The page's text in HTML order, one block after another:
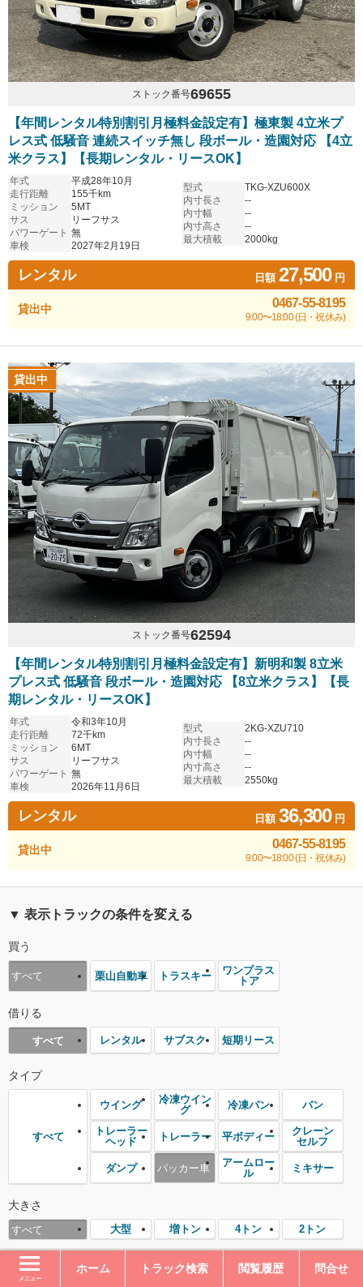
メニュー
ホーム トラック検索 閲覧履歴 問合せ
ストック番号69655
【年間レンタル特別割引月極料金設定有】極東製 4立米プ
レス式 低騒音 連続スイッチ無し 段ボール・造園対応 【4立
米クラス】【長期レンタル・リースOK】
年式
平成28年10月
走行距離
155千km
ミッション
5MT
サス
リーフサス
パワーゲート 無
車検
2027年2月19日
型式
TKG-XZU600X
内寸長さ
--
内寸幅
--
内寸高さ
--
最大積載
2000kg
レンタル 日額27,500円
貸出中 0467-55-8195
9:00〜18:00 (日・祝休み)
貸出中
ストック番号62594
【年間レンタル特別割引月極料金設定有】新明和製 8立米
プレス式 低騒音 段ボール・造園対応 【8立米クラス】【長
期レンタル・リースOK】
年式
令和3年10月
走行距離
72千km
ミッション
6MT
サス
リーフサス
パワーゲート 無
車検
2026年11月6日
型式
2KG-XZU710
内寸長さ
--
内寸幅
--
内寸高さ
--
最大積載
2550kg
レンタル 日額36,300円
貸出中 0467-55-8195
9:00〜18:00 (日・祝休み)
▼ 表示トラックの条件を変える
買う
すべて 栗山自動車 トラスキー
ワンプラス
トア
借りる
すべて レンタル サブスク 短期リース
タイプ
すべて
ウイング
冷凍ウイン
グ
冷凍バン バン
トレーラー
ヘッド
トレーラー 平ボディー
クレーン
セルフ
ダンプ パッカー車
アームロー
ル
ミキサー
大きさ
すべて 大型 増トン 4トン 2トン
メーカー